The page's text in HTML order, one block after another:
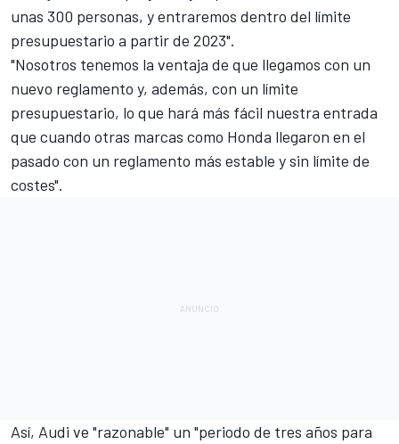
unas 300 personas, y entraremos dentro del límite
presupuestario a partir de 2023".
"Nosotros tenemos la ventaja de que llegamos con un
nuevo reglamento y, además, con un límite
presupuestario, lo que hará más fácil nuestra entrada
que cuando otras marcas como Honda llegaron en el
pasado con un reglamento más estable y sin límite de
costes".
Así, Audi ve "razonable" un "periodo de tres años para